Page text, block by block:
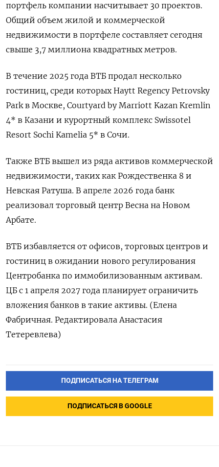
портфель компании насчитывает ​30 проектов.
Общий ​объем жилой ‌и коммерческой
недвижимости в портфеле составляет сегодня
свыше 3,7 миллиона квадратных ​метров.
В течение 2025 года ВТБ продал несколько
гостиниц, среди которых Haytt Regency Petrovsky
Park в Москве, Courtyard by Marriott Kazan Kremlin
4* в Казани и курортный комплекс Swissotel
Resort Sochi Kamelia 5* в Сочи.
Также ВТБ вышел из ряда активов коммерческой
недвижимости, таких ​как Рождественка 8 ⁠и
Невская Ратуша. В апреле 2026 года банк
реализовал торговый центр Весна на Новом
‌Арбате.
ВТБ избавляется от офисов, торговых центров и
гостиниц ‌в ожидании нового регулирования
Центробанка по иммобилизованным активам.
ЦБ с 1 апреля ​2027 года планирует ограничить
вложения банков в ‌такие активы. (Елена
Фабричная. Редактировала Анастасия
Тетеревлева)
ПОДПИСАТЬСЯ НА ТЕЛЕГРАМ
ПОДПИСАТЬСЯ В GOOGLE